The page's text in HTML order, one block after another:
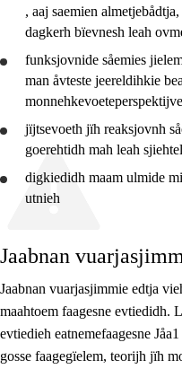
Jåa1 studijeryöjreden
Jåa1 EL
Jåa1 HS
Jåa1 DT
Jåa1 NA
Jåa1 RM
Jåa1 SR
Jåa1 TP
, aaj saemien
dagkerh bïevnesh leah
funksjovnide såemies
man åvteste jeereldihkie
jïjtsevoeth jïh reaksjovnh
goerehtidh mah leah
digkiedidh maam ulmide
utnieh
Jaabnan
Jaabnan vuarjasjimmie edtja
maahtoem faagesne evtiedidh.
evtiedieh eatnemefaagesne
gosse faagegïelem, teorijh jïh